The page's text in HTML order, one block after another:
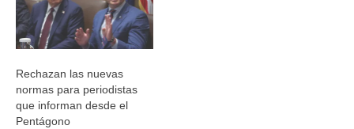
Rechazan las nuevas
normas para periodistas
que informan desde el
Pentágono